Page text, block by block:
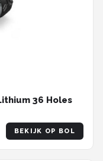
36 Holes
BEKIJK OP BOL